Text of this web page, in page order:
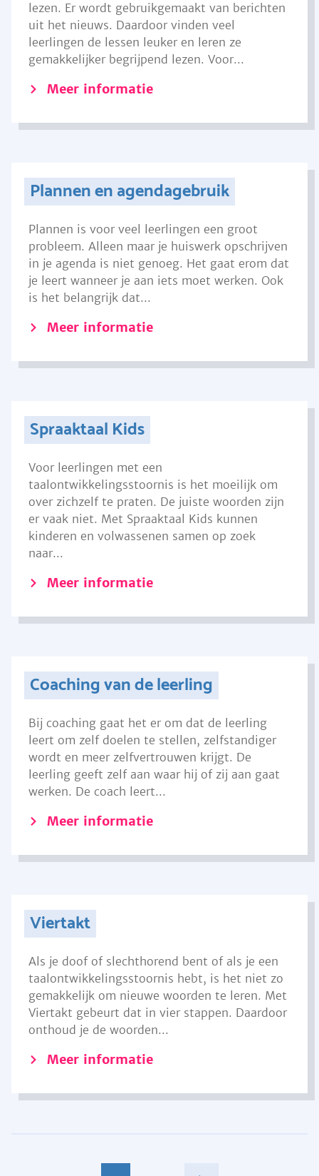
lezen. Er wordt gebruikgemaakt van berichten
uit het nieuws. Daardoor vinden veel
leerlingen de lessen leuker en leren ze
gemakkelijker begrijpend lezen. Voor...
Meer informatie
Plannen en agendagebruik
Plannen is voor veel leerlingen een groot
probleem. Alleen maar je huiswerk opschrijven
in je agenda is niet genoeg. Het gaat erom dat
je leert wanneer je aan iets moet werken. Ook
is het belangrijk dat...
Meer informatie
Spraaktaal Kids
Voor leerlingen met een
taalontwikkelingsstoornis is het moeilijk om
over zichzelf te praten. De juiste woorden zijn
er vaak niet. Met Spraaktaal Kids kunnen
kinderen en volwassenen samen op zoek
naar...
Meer informatie
Coaching van de leerling
Bij coaching gaat het er om dat de leerling
leert om zelf doelen te stellen, zelfstandiger
wordt en meer zelfvertrouwen krijgt. De
leerling geeft zelf aan waar hij of zij aan gaat
werken. De coach leert...
Meer informatie
Viertakt
Als je doof of slechthorend bent of als je een
taalontwikkelingsstoornis hebt, is het niet zo
gemakkelijk om nieuwe woorden te leren. Met
Viertakt gebeurt dat in vier stappen. Daardoor
onthoud je de woorden...
Meer informatie